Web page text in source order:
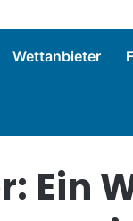
Wettanbieter
Ein